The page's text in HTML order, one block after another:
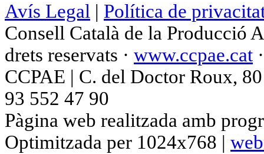
Avís Legal | Política de
Consell Català de la Producció
drets reservats · www.ccpae.cat
CCPAE | C. del Doctor Roux,
93 552 47 90
Pàgina web realitzada amb
Optimitzada per 1024x768 |